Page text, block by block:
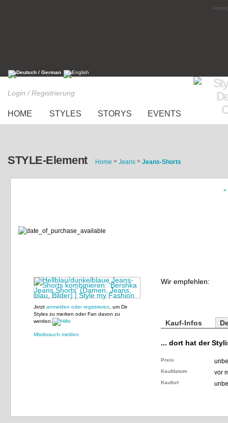
Login / Registrierung
HOME STYLES STORYS EVENTS
STYLE-Element Home » Jeans » Jeans-Shorts
«
Jetzt anmelden oder registrieren , um Dir
Styles zu merken oder Fan davon zu
werden.
Missbrauch melden
Wir empfehlen:
Kauf-Infos
... dort hat der
Preis
Kaufdatum vor
Kaufort